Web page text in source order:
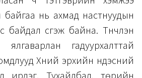
байгаа нь ахмад настнуудын
үүсгэж байна. Түүнчлэн
гадуурхалттай
Хүний эрхийн үндэсний